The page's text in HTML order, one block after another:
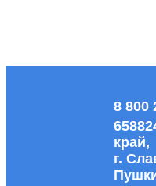
8 800
край,
г.